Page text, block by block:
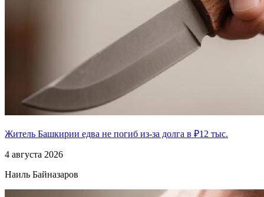
Житель Башкирии едва не погиб из-за долга в ₽12 тыс.
4 августа 2026
Наиль Байназаров